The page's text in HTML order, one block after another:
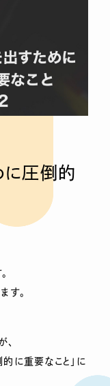
に圧倒的
す。
に重要なこと」に